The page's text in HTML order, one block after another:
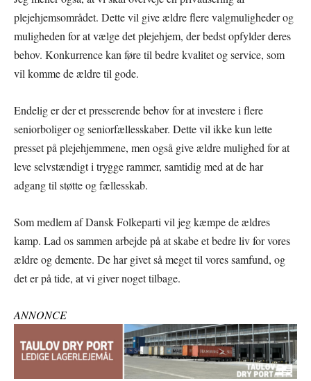
plejehjemsområdet. Dette vil give ældre flere valgmuligheder og
muligheden for at vælge det plejehjem, der bedst opfylder deres
behov. Konkurrence kan føre til bedre kvalitet og service, som
vil komme de ældre til gode.
Endelig er der et presserende behov for at investere i flere
seniorboliger og seniorfællesskaber. Dette vil ikke kun lette
presset på plejehjemmene, men også give ældre mulighed for at
leve selvstændigt i trygge rammer, samtidig med at de har
adgang til støtte og fællesskab.
Som medlem af Dansk Folkeparti vil jeg kæmpe de ældres
kamp. Lad os sammen arbejde på at skabe et bedre liv for vores
ældre og demente. De har givet så meget til vores samfund, og
det er på tide, at vi giver noget tilbage.
ANNONCE